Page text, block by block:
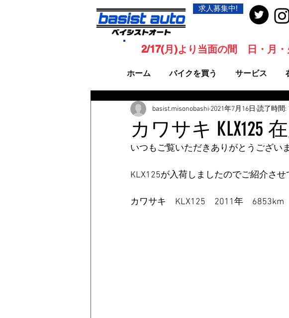
求人募集中!
ホーム バイクを買う サービス
2/17(月)より当面の間 日・月・
カワサキ KLX125
basist.misonobashi 2021年7月16日 読了時間:
いつもご覧いただきありがとうございま
KLX125が入荷しましたのでご紹介させ
カワサキ　KLX125　2011年　6853km